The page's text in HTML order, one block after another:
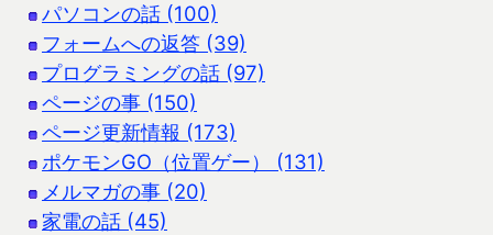
パソコンの話 (100)
フォームへの返答 (39)
プログラミングの話 (97)
ページの事 (150)
ページ更新情報 (173)
ポケモンGO（位置ゲー） (131)
メルマガの事 (20)
家電の話 (45)